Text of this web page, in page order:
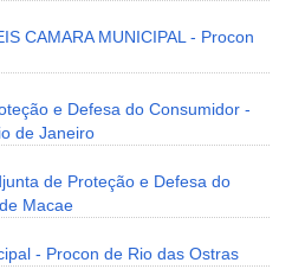
CAMARA MUNICIPAL - Procon
e Defesa do Consumidor -
de Janeiro
de Proteção e Defesa do
Macae
- Procon de Rio das Ostras